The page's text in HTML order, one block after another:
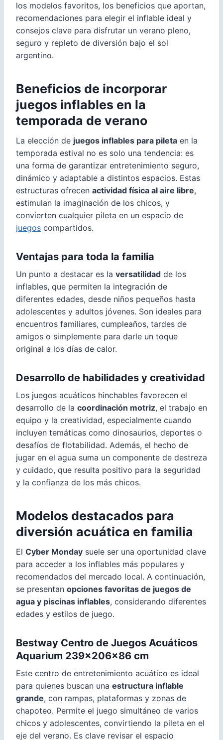
los modelos favoritos, los beneficios que aportan,
recomendaciones para elegir el inflable ideal y
consejos clave para disfrutar un verano pleno,
seguro y repleto de diversión bajo el sol
argentino.
Beneficios de incorporar
juegos inflables en la
temporada de verano
La elección de juegos inflables para pileta en la
temporada estival no es solo una tendencia: es
una forma de garantizar entretenimiento seguro,
dinámico y adaptable a distintos espacios. Estas
estructuras ofrecen actividad física al aire libre,
estimulan la imaginación de los chicos, y
convierten cualquier pileta en un espacio de
juegos compartidos.
Ventajas para toda la familia
Un punto a destacar es la versatilidad de los
inflables, que permiten la integración de
diferentes edades, desde niños pequeños hasta
adolescentes y adultos jóvenes. Son ideales para
encuentros familiares, cumpleaños, tardes de
amigos o simplemente para darle un toque
original a los días de calor.
Desarrollo de habilidades y creatividad
Los juegos acuáticos hinchables favorecen el
desarrollo de la coordinación motriz, el trabajo en
equipo y la creatividad, especialmente cuando
incluyen temáticas como dinosaurios, deportes o
desafíos de flotabilidad. Además, el hecho de
jugar en el agua suma un componente de destreza
y cuidado, que resulta positivo para la seguridad
y la confianza de los más chicos.
Modelos destacados para
diversión acuática en familia
El Cyber Monday suele ser una oportunidad clave
para acceder a los inflables más populares y
recomendados del mercado local. A continuación,
se presentan opciones favoritas de juegos de
agua y piscinas inflables, considerando diferentes
edades y estilos de juego.
Bestway Centro de Juegos Acuáticos
Aquarium 239×206×86 cm
Este centro de entretenimiento acuático es ideal
para quienes buscan una estructura inflable
grande, con rampas, plataformas y zonas de
chapoteo. Permite el juego simultáneo de varios
chicos y adolescentes, convirtiendo la pileta en el
eje del verano. Es clave revisar el espacio